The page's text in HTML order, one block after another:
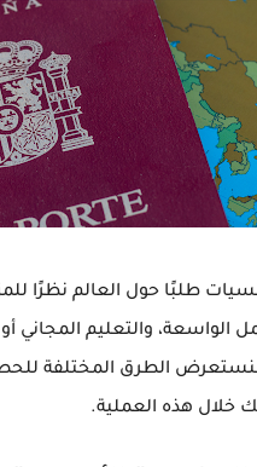
طلبًا حول العالم نظرًا
الواسعة، والتعليم
الطرق المختلفة
خلال هذه العملية.